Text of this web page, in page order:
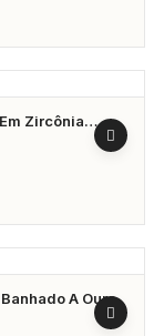
Zircônia
A Ouro